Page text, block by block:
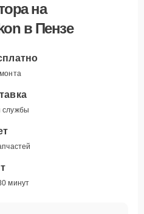
на
в Пензе
службы
минут